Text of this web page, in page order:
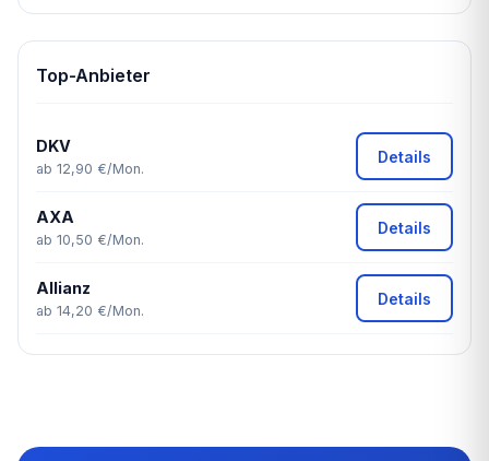
Top-Anbieter
DKV
ab 12,90 €/Mon.
Details
AXA
ab 10,50 €/Mon.
Details
Allianz
ab 14,20 €/Mon.
Details